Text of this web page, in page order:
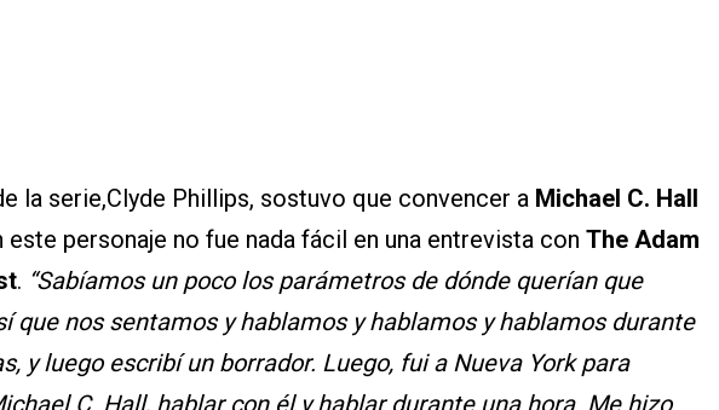
la serie,Clyde Phillips, sostuvo que convencer a Michael C. Hall
este personaje no fue nada fácil en una entrevista con The Adam
. “Sabíamos un poco los parámetros de dónde querían que
que nos sentamos y hablamos y hablamos y hablamos durante
y luego escribí un borrador. Luego, fui a Nueva York para
C. Hall, hablar con él y hablar durante una hora. Me hizo